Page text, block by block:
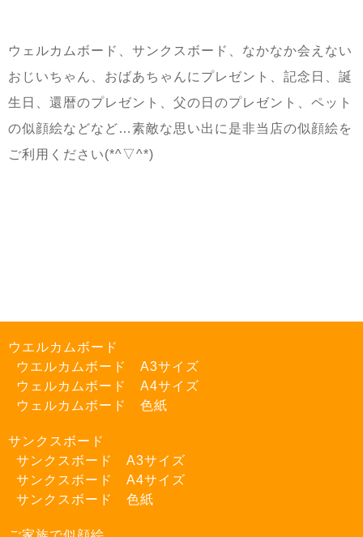
ウェルカムボード、サンクスボード、なかなか会えない
おじいちゃん、おばあちゃんにプレゼント、記念日、誕
生日、還暦のプレゼント、父の日のプレゼント、ペット
の似顔絵などなど…素敵な思い出に是非当店の似顔絵を
ご利用ください(*^▽^*)
ウエルカムボード
ウエルカムボード A3サイズ
ウェルカムボード A4サイズ
ウェルカムボード 色紙
サンクスボード
サンクスボード A3サイズ
サンクスボード A4サイズ
サンクスボード 色紙